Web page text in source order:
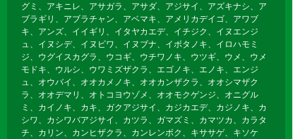
グミ、アキニレ、アサガラ、アサダ、アジサイ、アズキナシ、ア
ブラギリ、アブラチャン、アベマキ、アメリカデイゴ、アワブ
キ、アンズ、イイギリ、イタヤカエデ、イチジク、イヌエンジ
ュ、イヌシデ、イヌビワ、イヌブナ、イボタノキ、イロハモミ
ジ、ウグイスカグラ、ウコギ、ウチワノキ、ウツギ、ウメ、ウメ
モドキ、ウルシ、ウワミズザクラ、エゴノキ、エノキ、エンジ
ュ、オウバイ、オオカメノキ、オオカンザクラ、オオシマザク
ラ、オオデマリ、オトコヨウゾメ、オオモクゲンジ、オニグル
ミ、カイノキ、カキ、ガクアジサイ、カジカエデ、カジノキ、カ
シワ、カシワバアジサイ、カツラ、ガマズミ、カマツカ、カラタ
チ、カリン、カンヒザクラ、カンレンボク、キササゲ、キソケ